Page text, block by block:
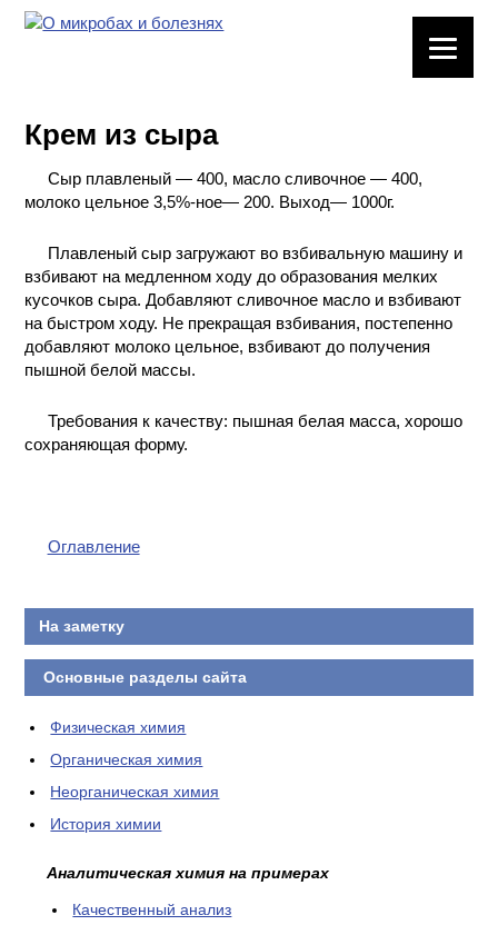
ХИМИЧЕСКАЯ
ФАКТОРЫ
МЕТОДЫ
ПРАКТИЧЕСКОЙ
ХИМИИ
ПРОИЗВОДСТВЕ
И ХИМИЧЕСКАЯ
Крем из сыра
Сыр плавленый — 400, масло сливочное — 400,
молоко цельное 3,5%-ное— 200. Выход— 1000г.
Плавленый сыр загружают во взбивальную машину и
взбивают на медленном ходу до образования мелких
кусочков сыра. Добавляют сливочное масло и взбивают
на быстром ходу. Не прекращая взбивания, постепенно
добавляют молоко цельное, взбивают до получения
пышной белой массы.
Требования к качеству: пышная белая масса, хорошо
сохраняющая форму.
Оглавление
На заметку
Основные разделы сайта
Физическая химия
Органическая химия
Неорганическая химия
История химии
Аналитическая химия на примерах
Качественный анализ